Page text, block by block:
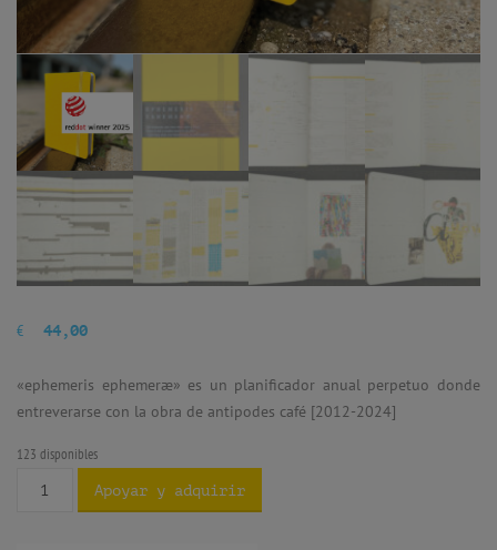
€ 44,00
«ephemeris ephemeræ» es un planificador anual perpetuo donde
entreverarse con la obra de antipodes café [2012-2024]
123 disponibles
Apoyar y adquirir